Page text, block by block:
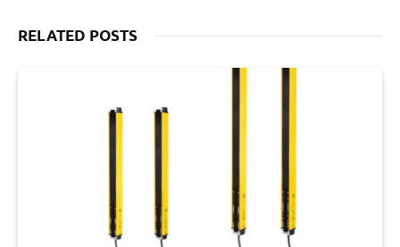
RELATED POSTS